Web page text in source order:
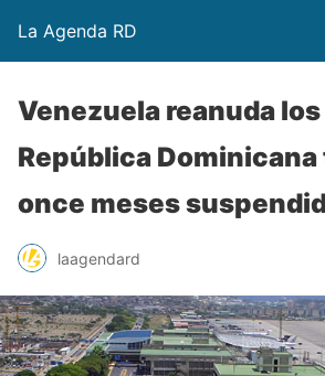
La Agenda RD
Venezuela reanuda
República Dominicana
once meses
laagendard